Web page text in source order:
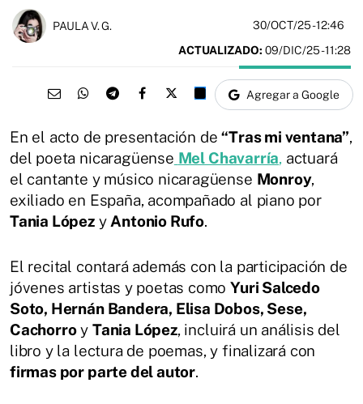
PAULA V. G. 30/OCT/25- 12:46
ACTUALIZADO: 09/DIC/25 - 11:28
Agregar a Google
En el acto de presentación de“Tras mi ventana”,
del poeta nicaragüense Mel Chavarría, actuará
el cantante y músico nicaragüense Monroy,
exiliado en España, acompañado al piano por
Tania Lópezy Antonio Rufo.
El recital contará además con la participación de
jóvenes artistas y poetas comoYuri Salcedo
Soto, Hernán Bandera, Elisa Dobos, Sese,
Cachorroy Tania López, incluirá un análisis del
libro y la lectura de poemas, y finalizará con
firmas por parte del autor.